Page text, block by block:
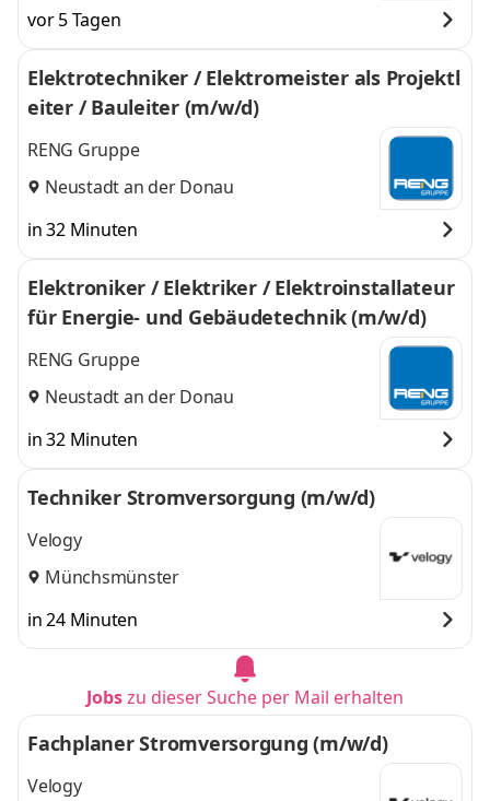
vor 5 Tagen
Elektrotechniker / Elektromeister als Projektl
eiter / Bauleiter (m/w/d)
RENG Gruppe
Neustadt an der Donau
in 32 Minuten
Elektroniker / Elektriker / Elektroinstallateur
für Energie- und Gebäudetechnik (m/w/d)
RENG Gruppe
Neustadt an der Donau
in 32 Minuten
Techniker Stromversorgung (m/w/d)
Velogy
Münchsmünster
in 24 Minuten
Jobszu dieser Suche per Mail erhalten
Fachplaner Stromversorgung (m/w/d)
Velogy